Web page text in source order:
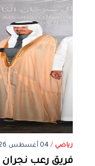
رياضي /04 أغسطس 2026
فريق رعب نجران